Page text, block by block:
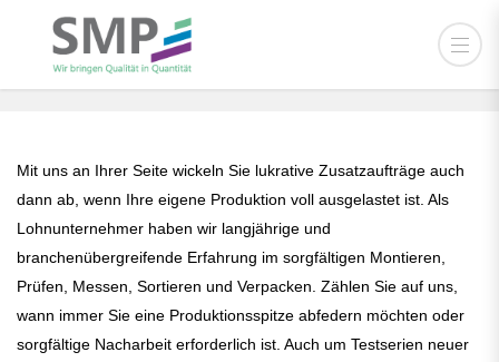
Sortieren, Messen & Prüfen
Mit uns an Ihrer Seite wickeln Sie lukrative Zusatzaufträge auch
dann ab, wenn Ihre eigene Produktion voll ausgelastet ist. Als
Lohnunternehmer haben wir langjährige und
branchenübergreifende Erfahrung im sorgfältigen Montieren,
Prüfen, Messen, Sortieren und Verpacken. Zählen Sie auf uns,
wann immer Sie eine Produktionsspitze abfedern möchten oder
sorgfältige Nacharbeit erforderlich ist. Auch um Testserien neuer